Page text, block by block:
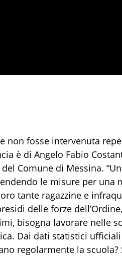
non fosse intervenuta
è di Angelo Fabio
Comune di Messina.
le misure per una
tante ragazzine e
delle forze
bisogna lavorare nelle
Dai dati statistici ufficiali
regolarmente la scuola?